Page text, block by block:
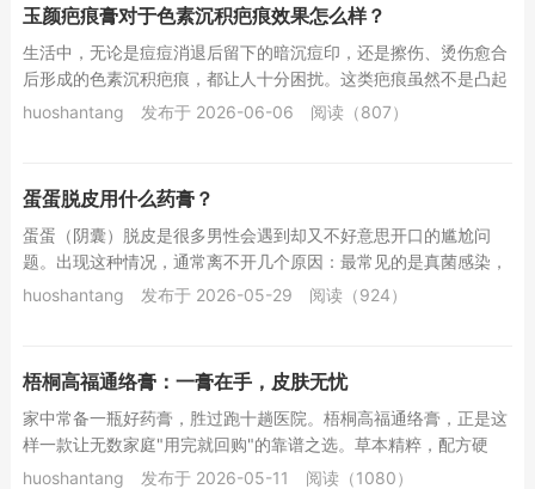
玉颜疤痕膏对于色素沉积疤痕效果怎么样？
生活中，无论是痘痘消退后留下的暗沉痘印，还是擦伤、烫伤愈合
后形成的色素沉积疤痕，都让人十分困扰。这类疤痕虽然不是凸起
或凹陷的形态，但那一片深浅不一的褐色或黑色印...
huoshantang 发布于 2026-06-06 阅读（807）
蛋蛋脱皮用什么药膏？
蛋蛋（阴囊）脱皮是很多男性会遇到却又不好意思开口的尴尬问
题。出现这种情况，通常离不开几个原因：最常见的是真菌感染，
阴囊部位潮湿闷热，特别适合真菌繁殖，感染后会伴...
huoshantang 发布于 2026-05-29 阅读（924）
梧桐高福通络膏：一膏在手，皮肤无忧
家中常备一瓶好药膏，胜过跑十趟医院。梧桐高福通络膏，正是这
样一款让无数家庭"用完就回购"的靠谱之选。草本精粹，配方硬
核。 梧桐高福通络膏汇聚...
huoshantang 发布于 2026-05-11 阅读（1080）